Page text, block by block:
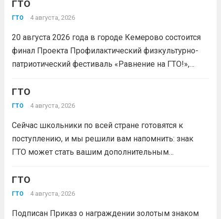
ГТО
ГТО 4 августа, 2026
20 августа 2026 года в городе Кемерово состоится
финал Проекта Профилактический физкультурно-
патриотический фестиваль «Равнение на ГТО!»,
Первых-2026».В мероприятии примут участие
победители муниципального этапа проектной
Кузбасса.Состав команды 6 человек, 3 участника
из...Читать дальше
ГТО
ГТО 4 августа, 2026
Сейчас школьники по всей стране готовятся к
поступлению, и мы решили вам напомнить: знак
ГТО может стать вашим дополнительным
Многие университеты начисляют абитуриентам
баллы за индивидуальные достижения — и знак
ГТО
ГТО 4 августа, 2026
Подписан Приказ о награждении золотым знаком